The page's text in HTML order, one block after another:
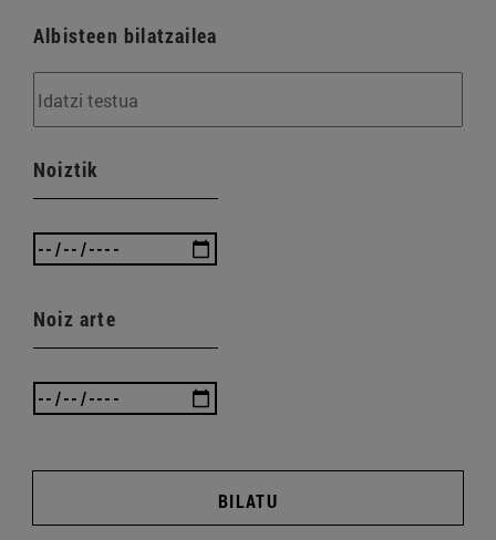
Albisteen bilatzailea
Noiztik
Noiz arte
BILATU